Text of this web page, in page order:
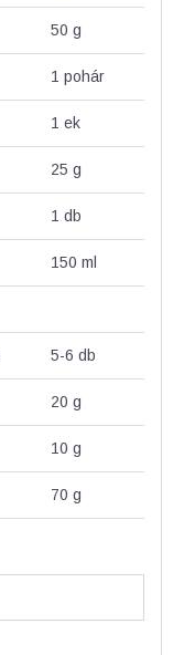
50 g
1 pohár
1 ek
25 g
1 db
150 ml
5-6 db
20 g
10 g
70 g